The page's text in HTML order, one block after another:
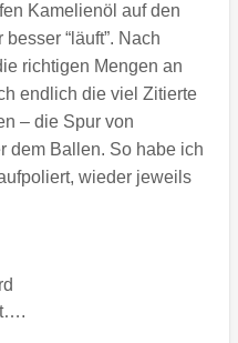
Kamelienöl auf den
“läuft”. Nach
richtigen Mengen an
endlich die viel Zitierte
– die Spur von
dem Ballen. So habe ich
wieder jeweils